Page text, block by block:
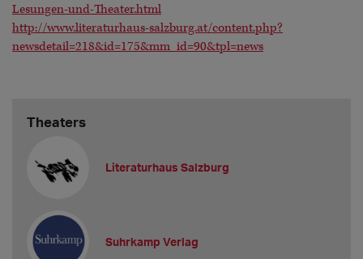
Lesungen-und-Theater.html
http://www.literaturhaus-salzburg.at/content.php?
newsdetail=218&id=175&mm_id=90&tpl=news
Theaters
Literaturhaus Salzburg
Suhrkamp Verlag